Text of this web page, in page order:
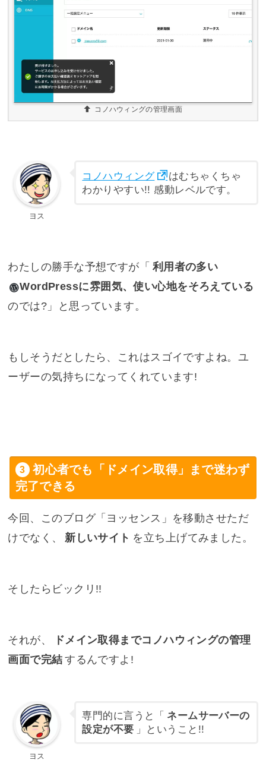
コノハウィングの管理画面
ヨス
コノハウィング
はむちゃくちゃ
わかりやすい!! 感動レベルです。
わたしの勝手な予想ですが「 利用者の多い
WordPressに雰囲気、使い心地をそろえている
のでは?」と思っています。
もしそうだとしたら、これはスゴイですよね。ユ
ーザーの気持ちになってくれています!
初心者でも「ドメイン取得」まで迷わず
完了できる
今回、このブログ「ヨッセンス」を移動させただ
けでなく、
新しいサイト を立ち上げてみました。
そしたらビックリ!!
それが、
ドメイン取得までコノハウィングの管理
画面で完結 するんですよ!
ヨス
専門的に言うと「 ネームサーバーの
設定が不要 」ということ!!